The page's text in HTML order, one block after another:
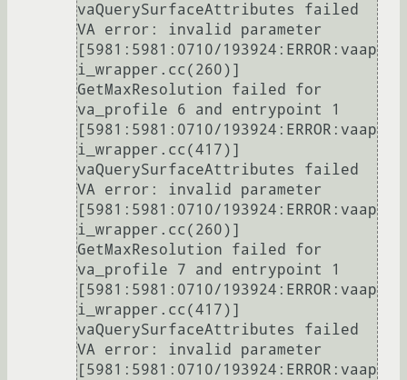
vaQuerySurfaceAttributes failed
VA error: invalid parameter
[5981:5981:0710/193924:ERROR:vaap
i_wrapper.cc(260)]
GetMaxResolution failed for
va_profile 6 and entrypoint 1
[5981:5981:0710/193924:ERROR:vaap
i_wrapper.cc(417)]
vaQuerySurfaceAttributes failed
VA error: invalid parameter
[5981:5981:0710/193924:ERROR:vaap
i_wrapper.cc(260)]
GetMaxResolution failed for
va_profile 7 and entrypoint 1
[5981:5981:0710/193924:ERROR:vaap
i_wrapper.cc(417)]
vaQuerySurfaceAttributes failed
VA error: invalid parameter
[5981:5981:0710/193924:ERROR:vaap